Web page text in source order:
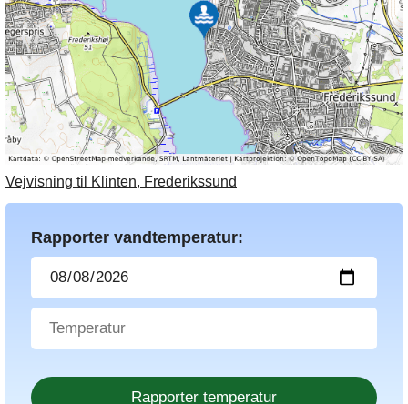
Vejvisning til Klinten, Frederikssund
Rapporter vandtemperatur: